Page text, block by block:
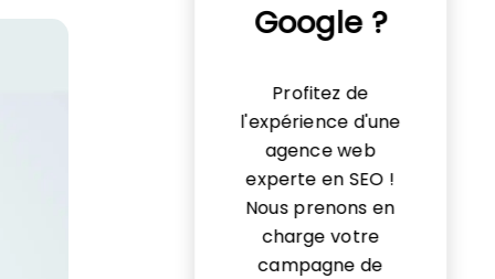
Google ?
Profitez de
l'expérience d'une
agence web
experte en SEO !
Nous prenons en
charge votre
campagne de